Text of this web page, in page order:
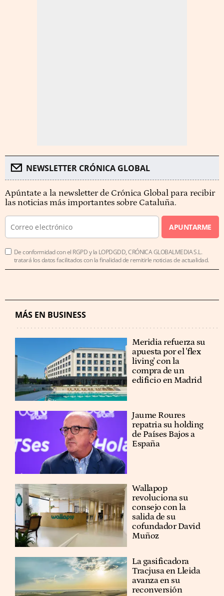
NEWSLETTER CRÓNICA GLOBAL
Apúntate a la newsletter de Crónica Global para recibir
las noticias más importantes sobre Cataluña.
APUNTARME
De conformidad con el RGPD y la LOPDGDD, CRÓNICA GLOBALMEDIA S.L.
tratará los datos facilitados con la finalidad de remitirle noticias de actualidad.
MÁS EN BUSINESS
Meridia refuerza su
apuesta por el 'flex
living' con la
compra de un
edificio en Madrid
Jaume Roures
repatria su holding
de Países Bajos a
España
Wallapop
revoluciona su
consejo con la
salida de su
cofundador David
Muñoz
La gasificadora
Tracjusa en Lleida
avanza en su
reconversión